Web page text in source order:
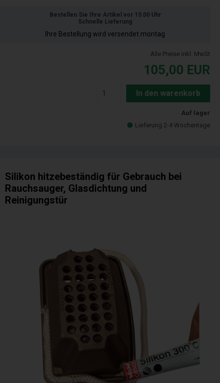
Bestellen Sie Ihre Artikel vor 15:00 Uhr
Schnelle Lieferung
Ihre Bestellung wird versendet montag
Alle Preise inkl. MwSt
105,00 EUR
In den warenkorb
Auf lager
Lieferung 2-4 Wochentage
Silikon hitzebeständig für Gebrauch bei
Rauchsauger, Glasdichtung und
Reinigungstür